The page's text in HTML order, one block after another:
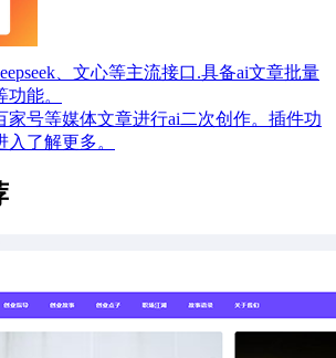
、文心等主流接口.具备ai文章批量
能。
家号等媒体文章进行ai二次创作。插件功
了解更多。